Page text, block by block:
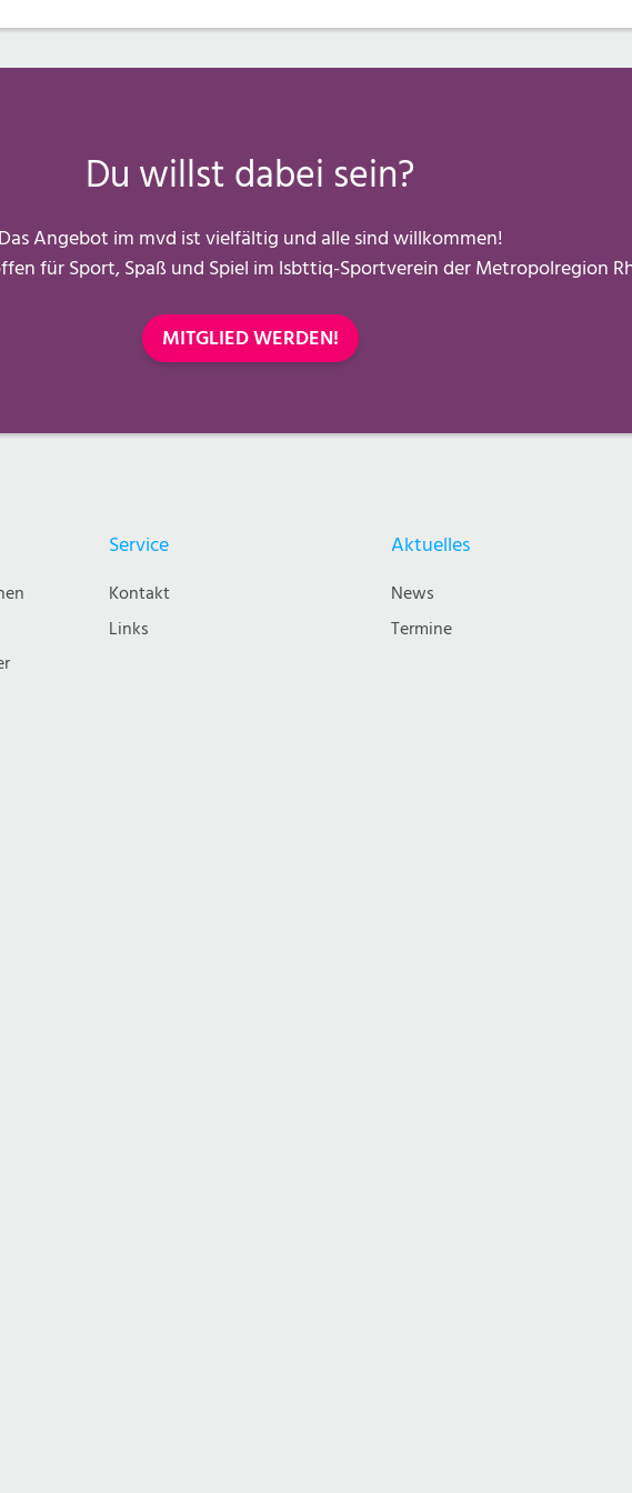
Du willst dabei sein?
Das Angebot im mvd ist vielfältig und alle sind willkommen!
für Sport, Spaß und Spiel im lsbttiq-Sportverein der Metropolregion
MITGLIED WERDEN!
Service
Kontakt
Links
Aktuelles
News
Termine